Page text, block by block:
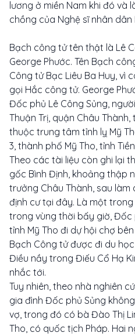
lương ở miền Nam khi đó và
chồng của Nghệ sĩ nhân dân
Bạch công tử tên thật là Lê
George Phước. Tên Bạch
Công tử Bạc Liêu Ba Huy, vì
gọi Hắc công tử. George
Đốc phủ Lê Công Sủng,
Thuận Trị, quận Châu
thuộc trung tâm tỉnh lỵ Mỹ
3, thành phố Mỹ Tho, tỉnh
Theo các tài liệu còn ghi lại
gốc Bình Định, khoảng thập
trưởng Châu Thành, sau
định cư tại đây. Là một
trong vùng thời bấy giờ, Đốc
tỉnh Mỹ Tho đi dự hội chợ
Bạch Công tử được đi du
Điều nầy trong Điếu Cổ Hạ
nhắc tới.
Tuy nhiên, theo nhà nghiên
gia đình Đốc phủ Sủng
vợ, trong đó có bà Đào Thị
Tho, có quốc tịch Pháp. Hai